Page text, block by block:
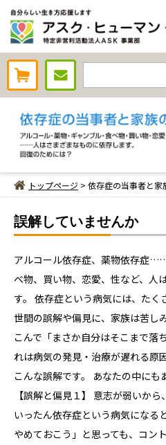
AHCオンラインショップ
トップページ > 依存症の当事者と家
誤解していませんか
アルコール依存症、薬物依存症
べ物、買い物、恋愛、性など、人
す。 依存症という病気には、たく
世間の誤解や偏見に、家族は苦し
こんで「まさか自分はそこまで落
れは病気の発見・治療が遅れる原
こんな誤解です。 あなたの中にも
【誤解と偏見１】 意志が弱いか
いったん依存症という病気になる
やめておこう」と思っても、コン